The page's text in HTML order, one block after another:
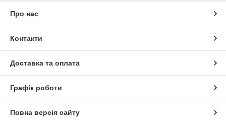
Про нас
Контакти
Доставка та оплата
Графік роботи
Повна версія сайту